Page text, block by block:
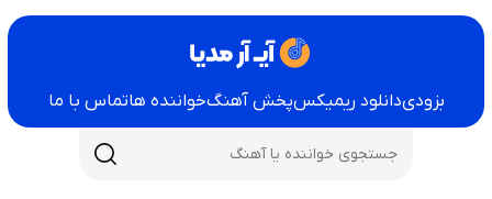
بزودیدانلود ریمیکسپخش آهنگخواننده هاتماس با ما